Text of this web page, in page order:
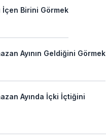
İçen Birini Görmek
Ayının Geldiğini Görmek
Ayında İçki İçtiğini